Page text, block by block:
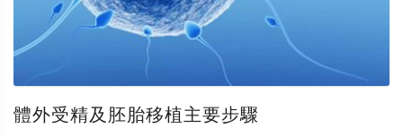
體外受精及胚胎移植主要步驟